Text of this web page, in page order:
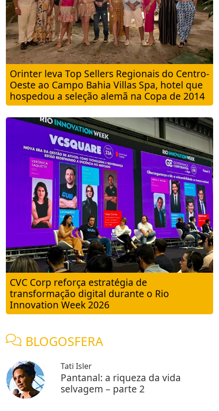
Orinter leva Top Sellers Regionais do Centro-
Oeste ao Campo Bahia Villas Spa, hotel que
hospedou a seleção alemã na Copa de 2014
CVC Corp reforça estratégia de
transformação digital durante o Rio
Innovation Week 2026
BLOGOSFERA
Tati Isler
Pantanal: a riqueza da vida
selvagem – parte 2